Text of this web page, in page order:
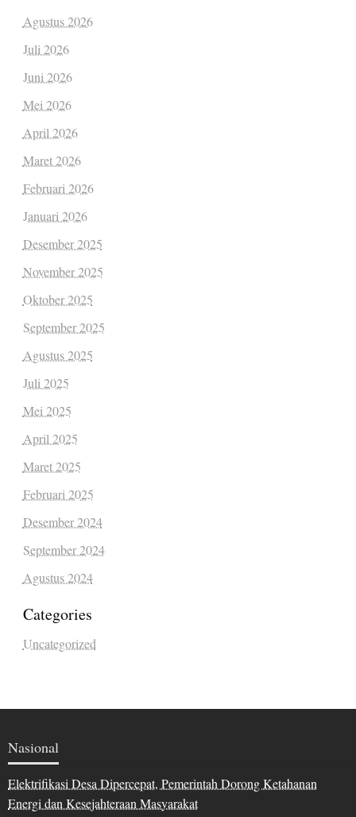
Agustus 2026
Juli 2026
Juni 2026
Mei 2026
April 2026
Maret 2026
Februari 2026
Januari 2026
Desember 2025
November 2025
Oktober 2025
September 2025
Agustus 2025
Juli 2025
Mei 2025
April 2025
Maret 2025
Februari 2025
Desember 2024
September 2024
Agustus 2024
Categories
Uncategorized
Nasional
Elektrifikasi Desa Dipercepat, Pemerintah Dorong Ketahanan
Energi dan Kesejahteraan Masyarakat